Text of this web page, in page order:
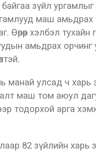
зүйл ургамлыг
маш амьдрах
Өөрөөр хэлбэл тухайн
амьдрах орчинг
манай улсад ч харь
маш том аюул
тодорхой арга
82 зүйлийн харь